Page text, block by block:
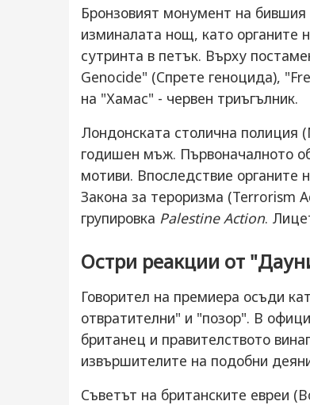
Бронзовият монумент на
изминалата нощ, като органите
сутринта в петък. Върху
Genocide" (Спрете геноцида),
на "Хамас" - червен триъгълник.
Лондонската столична
годишен мъж. Първоначалното
мотиви. Впоследствие органите
Закона за тероризма (Terrorism
групировка Palestine Action.
Остри реакции от
Говорител на премиера осъди
отвратителни" и "позор". В
британец и правителството
извършителите на подобни
Съветът на британските евреи